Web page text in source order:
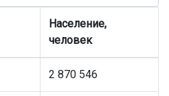
Население,
человек
2 870 546